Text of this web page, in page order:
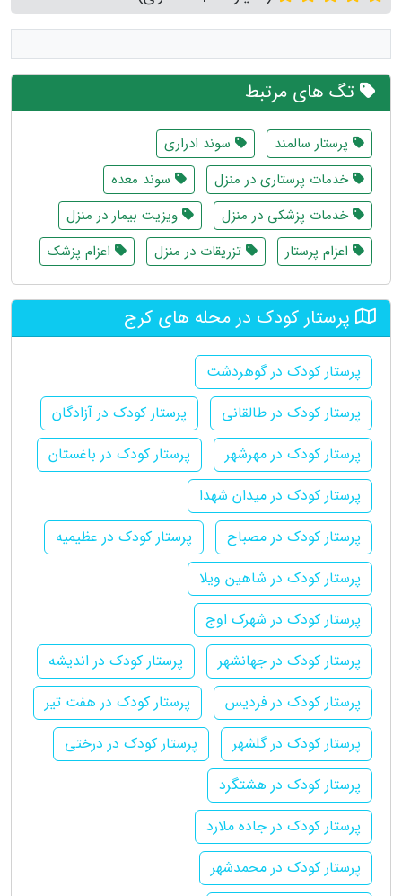
تگ های مرتبط
پرستار سالمند
سوند ادراری
خدمات پرستاری در منزل
سوند معده
خدمات پزشکی در منزل
ویزیت بیمار در منزل
اعزام پرستار
تزریقات در منزل اعزام پزشک
پرستار کودک در محله های کرج
پرستار کودک در گوهردشت
پرستار کودک در طالقانی
پرستار کودک در آزادگان
پرستار کودک در مهرشهر
پرستار کودک در باغستان
پرستار کودک در میدان شهدا
پرستار کودک در مصباح
پرستار کودک در عظیمیه
پرستار کودک در شاهین ویلا
پرستار کودک در شهرک اوج
پرستار کودک در جهانشهر
پرستار کودک در اندیشه
پرستار کودک در فردیس
پرستار کودک در هفت تیر
پرستار کودک در گلشهر
پرستار کودک در درختی
پرستار کودک در هشتگرد
پرستار کودک در جاده ملارد
پرستار کودک در محمدشهر